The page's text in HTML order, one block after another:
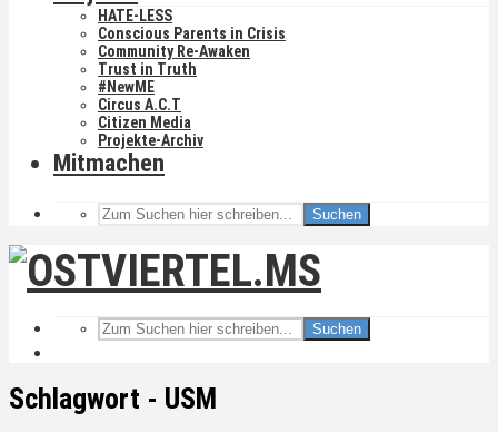
HATE-LESS
Conscious Parents in Crisis
Community Re-Awaken
Trust in Truth
#NewME
Circus A.C.T
Citizen Media
Projekte-Archiv
Mitmachen
Suchen
Suchen
Schlagwort - USM